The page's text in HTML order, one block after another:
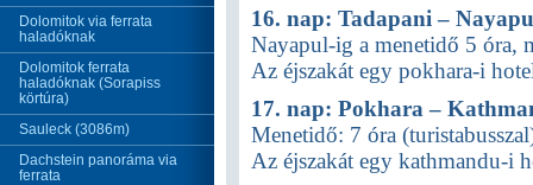
Dolomitok via ferrata
haladóknak
Dolomitok ferrata
haladóknak (Sorapiss
körtúra)
Sauleck (3086m)
Dachstein panoráma via
ferrata
16. nap: Tadapani –
Nayapul-ig a menetidő 5 óra,
Az éjszakát egy pokhara-i
17. nap: Pokhara –
Menetidő: 7 óra
Az éjszakát egy kathmandu-i